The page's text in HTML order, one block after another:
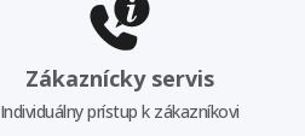
Zákaznícky servis
Individuálny prístup k zákazníkovi